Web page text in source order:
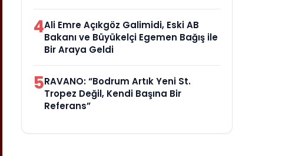
4Ali Emre Açıkgöz Galimidi, Eski AB
Bakanı ve Büyükelçi Egemen Bağış ile
Bir Araya Geldi
5RAVANO: “Bodrum Artık Yeni St.
Tropez Değil, Kendi Başına Bir
Referans”